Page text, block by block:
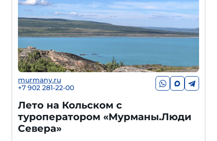
murmany.ru
+7 902 281-22-00
Лето на Кольском с
туроператором «Мурманы.Люди
Севера»